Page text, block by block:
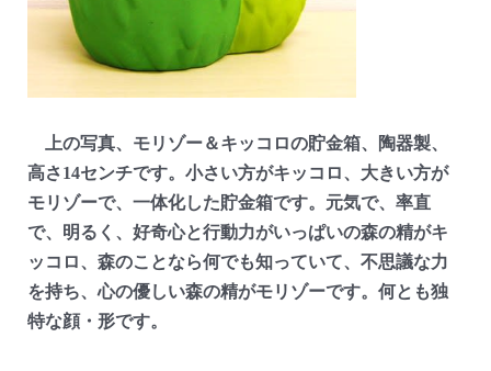
上の写真、モリゾー＆キッコロの貯金箱、陶器製、
高さ14センチです。小さい方がキッコロ、大きい方が
モリゾーで、一体化した貯金箱です。元気で、率直
で、明るく、好奇心と行動力がいっぱいの森の精がキ
ッコロ、森のことなら何でも知っていて、不思議な力
を持ち、心の優しい森の精がモリゾーです。何とも独
特な顔・形です。